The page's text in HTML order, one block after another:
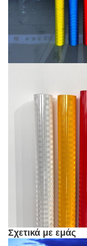
Σχετικά με εμάς